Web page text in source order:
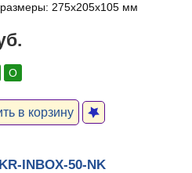
275х205х105 мм
О
в корзину
INBOX-50-NK